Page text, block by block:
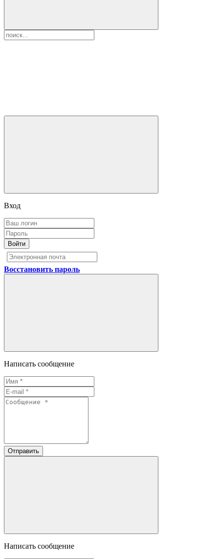
Вход
Войти
Восстановить пароль
Написать сообщение
Отправить
Написать сообщение